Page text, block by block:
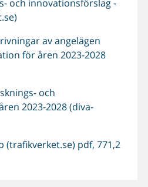
och innovationsförslag -
av angelägen
för åren 2023-2028
och
2023-2028 (diva-
(trafikverket.se) pdf, 771,2